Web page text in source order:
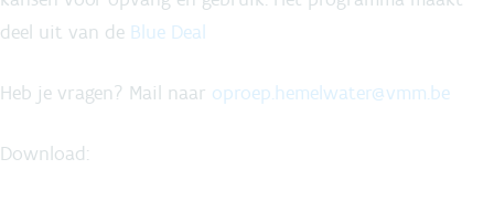
deel uit van de Blue Deal
Heb je vragen? Mail naar oproep.hemelwater@vmm.be
Download: